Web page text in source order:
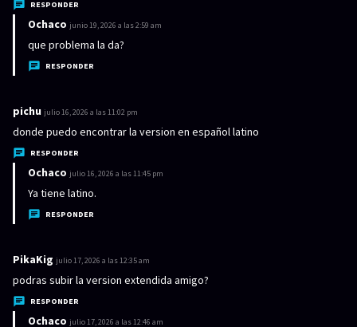
e
:
RESPONDER
Ochaco d
i
c
junio 19, 2026 a las 2:59 am
que problema la da?
RESPONDER
pichu d
i
c
e
:
julio 16, 2026 a las 11:02 pm
donde puedo encontrar la version en español latino
RESPONDER
Ochaco d
i
c
julio 16, 2026 a las 11:45 pm
Ya tiene latino.
RESPONDER
PikaKig d
i
c
e
julio 17, 2026 a las 12:35 am
podras subir la version extendida amigo?
RESPONDER
Ochaco djulio 17, 2026 a las 12:46 am